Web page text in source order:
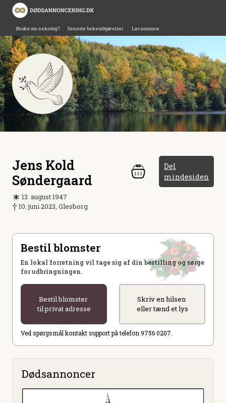
Ønske om nekrolog? Seneste bekendtgørelser Lav annonce
Jens Kold
Søndergaard
Del
mindesiden
13. august 1947
10. juni 2023, Glesborg
Bestil blomster
En lokal forretning vil tage sig af din bestilling og sørge
for udbringningen.
Bestil blomster
til privat adresse
Skriv en hilsen
eller tænd et lys
Ved spørgsmål kontakt support på telefon 9756 0207.
Dødsannoncer